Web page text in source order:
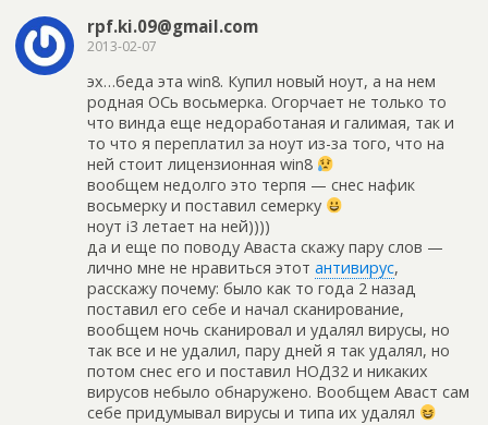
rpf.ki.09@gmail.com
2013-02-07
эх…беда эта win8. Купил новый ноут, а на нем
родная ОСь восьмерка. Огорчает не только то
что винда еще недоработаная и галимая, так и
то что я переплатил за ноут из-за того, что на
ней стоит лицензионная win8
вообщем недолго это терпя — снес нафик
восьмерку и поставил семерку
ноут i3 летает на ней))))
да и еще по поводу Аваста скажу пару слов —
лично мне не нравиться этот антивирус,
расскажу почему: было как то года 2 назад
поставил его себе и начал сканирование,
вообщем ночь сканировал и удалял вирусы, но
так все и не удалил, пару дней я так удалял, но
потом снес его и поставил НОД32 и никаких
вирусов небыло обнаружено. Вообщем Аваст сам
себе придумывал вирусы и типа их удалял